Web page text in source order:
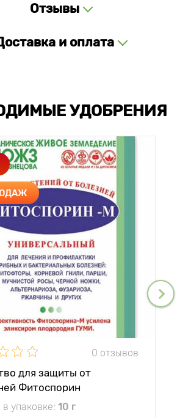
Отзывы
и оплата
УДОБРЕНИЯ
0 отзывов
для защиты от
Фитоспорин
упаковке: 10 г